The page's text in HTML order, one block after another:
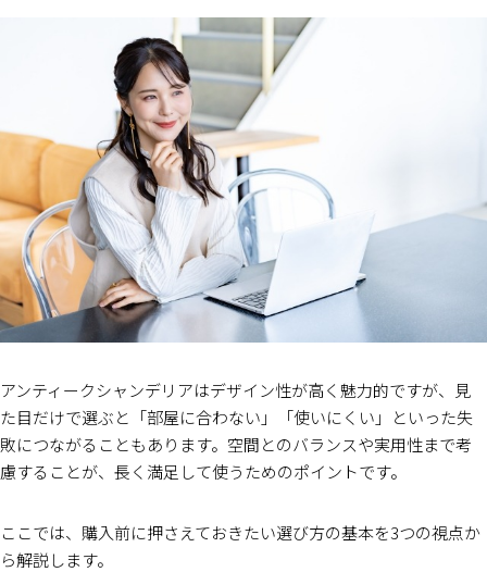
アンティークシャンデリアはデザイン性が高く魅力的ですが、見
た目だけで選ぶと「部屋に合わない」「使いにくい」といった失
敗につながることもあります。空間とのバランスや実用性まで考
慮することが、長く満足して使うためのポイントです。
ここでは、購入前に押さえておきたい選び方の基本を3つの視点か
ら解説します。